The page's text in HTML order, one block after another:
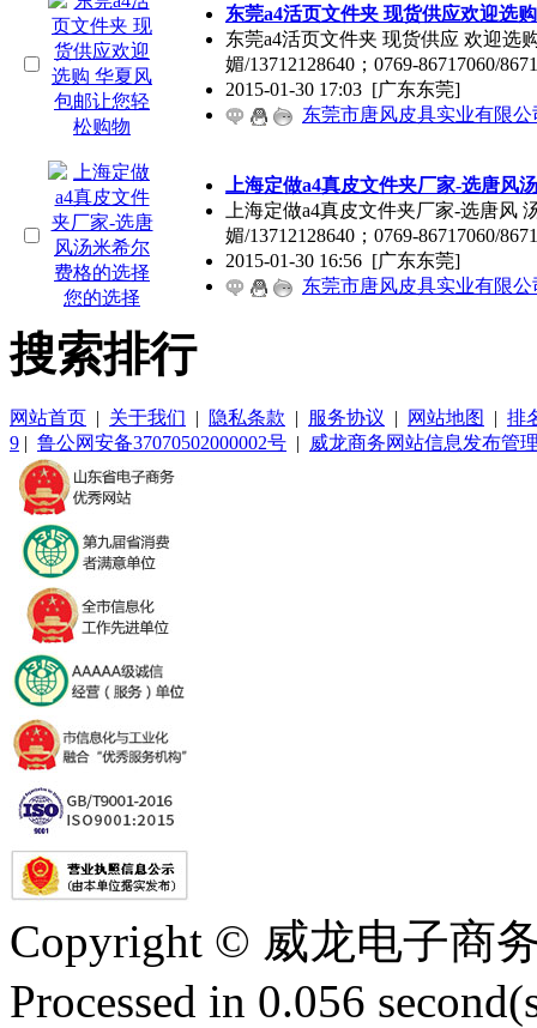
东莞a4活页文件夹 现货供应欢迎选
东莞a4活页文件夹 现货供应 欢迎选
媚/13712128640；0769-86717060/
2015-01-30 17:03 [广东东莞]
东莞市唐风皮具实业有限公
上海定做a4真皮文件夹厂家-选唐风
上海定做a4真皮文件夹厂家-选唐风
媚/13712128640；0769-86717060/
2015-01-30 16:56 [广东东莞]
东莞市唐风皮具实业有限公
搜索排行
网站首页 | 关于我们 | 隐私条款 | 服务协议 | 网站地图 | 排
9 | 鲁公网安备37070502000002号 | 威龙商务网站信息发布管
Copyright © 威龙电子商
Processed in 0.056